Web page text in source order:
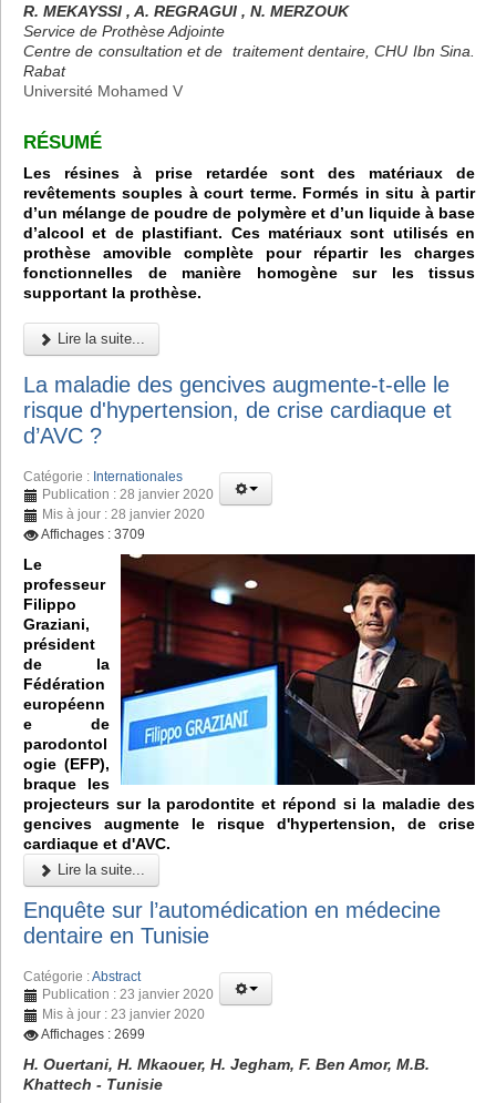
R. MEKAYSSI , A. REGRAGUI , N. MERZOUK
Service de Prothèse Adjointe
Centre de consultation et de traitement dentaire, CHU Ibn Sina.
Rabat
Université Mohamed V
RÉSUMÉ
Les résines à prise retardée sont des matériaux de
revêtements souples à court terme. Formés in situ à partir
d’un mélange de poudre de polymère et d’un liquide à base
d’alcool et de plastifiant. Ces matériaux sont utilisés en
prothèse amovible complète pour répartir les charges
fonctionnelles de manière homogène sur les tissus
supportant la prothèse.
Lire la suite...
La maladie des gencives augmente-t-elle le
risque d'hypertension, de crise cardiaque et
d’AVC ?
Catégorie : Internationales
Publication : 28 janvier 2020
Mis à jour : 28 janvier 2020
Affichages : 3709
Le
professeur
Filippo
Graziani,
président
de la
Fédération
européenn
e de
parodontol
ogie (EFP),
braque les
projecteurs sur la parodontite et répond si la maladie des
gencives augmente le risque d'hypertension, de crise
cardiaque et d'AVC.
Lire la suite...
Enquête sur l’automédication en médecine
dentaire en Tunisie
Catégorie :Abstract
Publication : 23 janvier 2020
Mis à jour : 23 janvier 2020
Affichages : 2699
H. Ouertani, H. Mkaouer, H. Jegham, F. Ben Amor, M.B.
Khattech - Tunisie